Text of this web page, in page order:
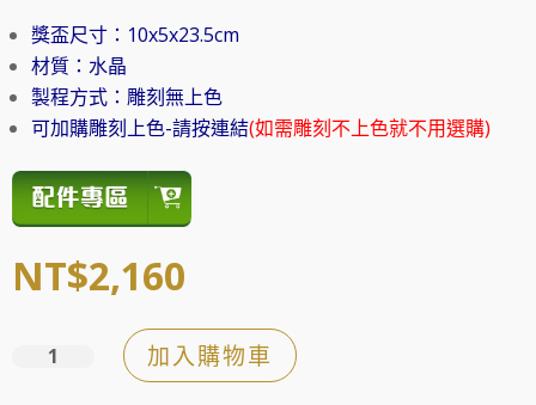
獎盃尺寸：10x5x23.5cm
材質：水晶
製程方式：雕刻無上色
可加購雕刻上色-請按連結(如需雕刻不上色就不用選購)
NT$2,160
加入購物車